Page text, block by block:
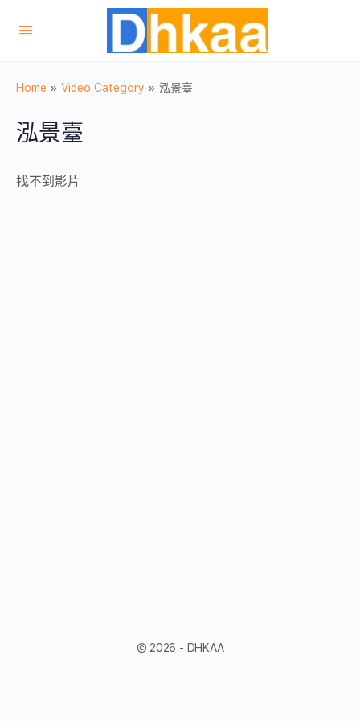
Home » Video Category » 泓景臺
泓景臺
找不到影片
© 2026 - DHKAA